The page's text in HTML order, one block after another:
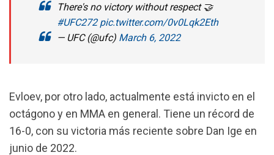
There's no victory without respect 🤝
#UFC272 pic.twitter.com/0v0Lqk2Eth
— UFC (@ufc) March 6, 2022
Evloev, por otro lado, actualmente está invicto en el
octágono y en MMA en general. Tiene un récord de
16-0, con su victoria más reciente sobre Dan Ige en
junio de 2022.